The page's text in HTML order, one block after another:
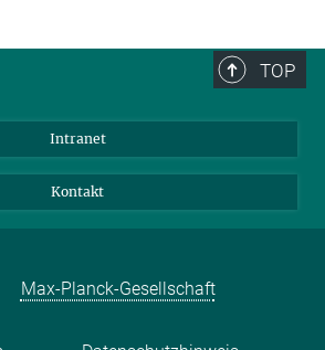
TOP
Intranet
Kontakt
Max-Planck-Gesellschaft